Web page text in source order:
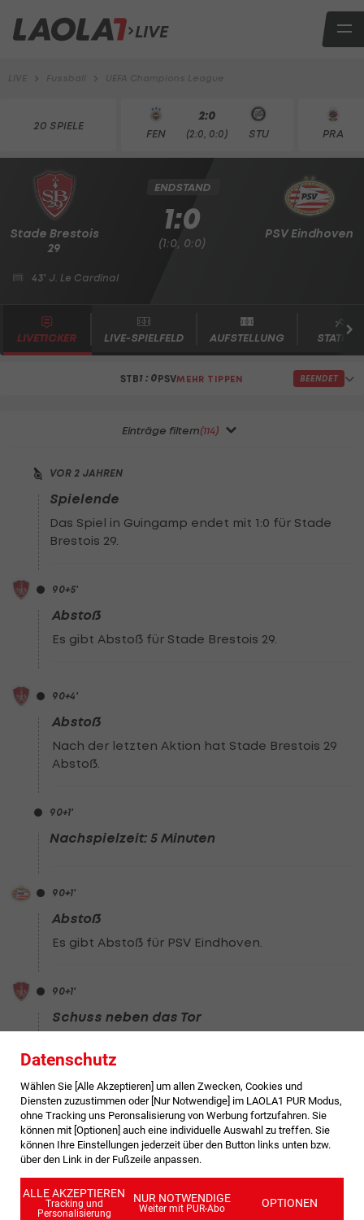
LIVE
LIVE Fussball UEFA Champions League
20 SPIELE
FEN STU
2:0
(2:0, 0:0) PRA
Stade Brestois
29
PSV Eindhoven
ENDSTAND
1:0
(1:0, 0:0)
43' J. Le Cardinal
LIVETICKER LIVE-SPIELFELD AUFSTELLUNG
Einträge filtern(114)
VOR 2 JAHREN
Spielende
Das Spiel in Guingamp endet mit 1:0 für Stade
Brestois 29.
90+5'
Abstoß
Es gibt Abstoß für Stade Brestois 29.
90+4'
Abstoß
Nach der letzten Aktion hat Stade Brestois 29
Abstoß.
90+1'
Nachspielzeit: 5 Minuten
90+1'
Abstoß
Es gibt Abstoß für PSV Eindhoven.
90+1'
Schuss neben das Tor
den Abschluss, aber trifft das Tor nicht.
88'
Abstoß
Nach der letzten Aktion hat PSV Eindhoven
Abstoß.
Datenschutz
Wählen Sie [Alle Akzeptieren] um allen Zwecken, Cookies und
Diensten zuzustimmen oder [Nur Notwendige] im LAOLA1 PUR Modus,
ohne Tracking uns Peronsalisierung von Werbung fortzufahren. Sie
können mit [Optionen] auch eine individuelle Auswahl zu treffen. Sie
können Ihre Einstellungen jederzeit über den Button links unten bzw.
über den Link in der Fußzeile anpassen.
ALLE AKZEPTIEREN
Tracking und
Personalisierung
NUR NOTWENDIGE
Weiter mit PUR-Abo OPTIONEN